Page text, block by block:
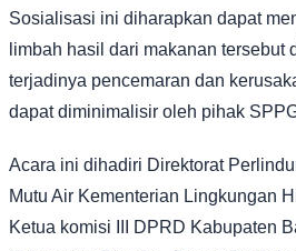
Sosialisasi ini diharapkan dapat
limbah hasil dari makanan tersebut
terjadinya pencemaran dan
dapat diminimalisir oleh pihak
Acara ini dihadiri Direktorat
Mutu Air Kementerian Lingkungan
Ketua komisi III DPRD Kabupaten